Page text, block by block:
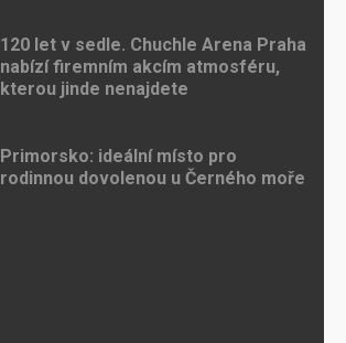
120 let v sedle. Chuchle Arena Praha
nabízí firemním akcím atmosféru,
kterou jinde nenajdete
Primorsko: ideální místo pro
rodinnou dovolenou u Černého moře